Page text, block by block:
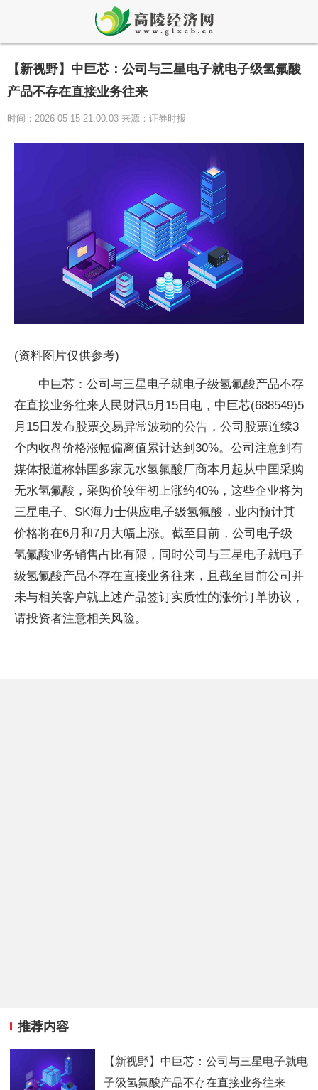
【新视野】中巨芯：公司与三星电子就电子级氢氟酸
产品不存在直接业务往来
时间：2026-05-15 21:00:03 来源：证券时报
(资料图片仅供参考)
中巨芯：公司与三星电子就电子级氢氟酸产品不存
在直接业务往来人民财讯5月15日电，中巨芯(688549)5
月15日发布股票交易异常波动的公告，公司股票连续3
个内收盘价格涨幅偏离值累计达到30%。公司注意到有
媒体报道称韩国多家无水氢氟酸厂商本月起从中国采购
无水氢氟酸，采购价较年初上涨约40%，这些企业将为
三星电子、SK海力士供应电子级氢氟酸，业内预计其
价格将在6月和7月大幅上涨。截至目前，公司电子级
氢氟酸业务销售占比有限，同时公司与三星电子就电子
级氢氟酸产品不存在直接业务往来，且截至目前公司并
未与相关客户就上述产品签订实质性的涨价订单协议，
请投资者注意相关风险。
推荐内容
【新视野】中巨芯：公司与三星电子就电
子级氢氟酸产品不存在直接业务往来